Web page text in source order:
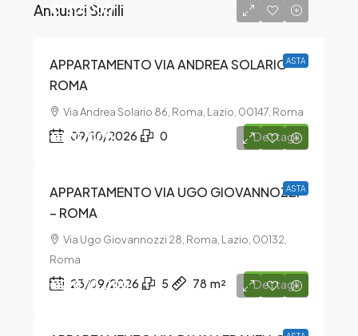
Annunci Simili
ASTA
€180.000
APPARTAMENTO VIA ANDREA SOLARIO –
ROMA
Via Andrea Solario 86, Roma, Lazio, 00147, Roma
09/10/2026 0 Dettagli
ASTA
€170.000
APPARTAMENTO VIA UGO GIOVANNOZZI
– ROMA
Via Ugo Giovannozzi 28, Roma, Lazio, 00132,
Roma
23/09/2026 5 78 m² Dettagli
€2.070.000